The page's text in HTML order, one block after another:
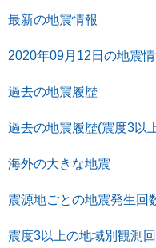
最新の地震情報
2020年09月12日の地震情
過去の地震履歴
過去の地震履歴(震度3以
海外の大きな地震
震源地ごとの地震発生回
震度3以上の地域別観測